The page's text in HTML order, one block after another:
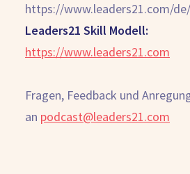
https://www.leaders21.com/
Leaders21 Skill Modell:
https://www.leaders21.com
Fragen, Feedback und
an podcast@leaders21.com